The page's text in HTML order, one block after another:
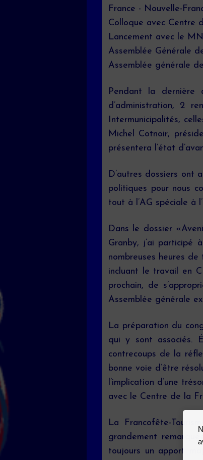
France - Nouvelle-
Colloque avec Centre
Lancement avec le
Assemblée Générale
Assemblée générale
Pendant la dernière
d’administration, 2
Intermunicipalités,
Michel Cotnoir,
présentera l’état
D’autres dossiers ont
politiques pour nous
tout à l’AG spéciale à
Dans le dossier
Granby, j’ai participé
nombreuses heures
incluant le travail en
prochain, de
Assemblée générale
La préparation du
qui y sont associés.
contrecoups de la
bonne voie d’être
l’implication d’une
avec le Centre de la
La Francofête-
grandement
toujours un apport